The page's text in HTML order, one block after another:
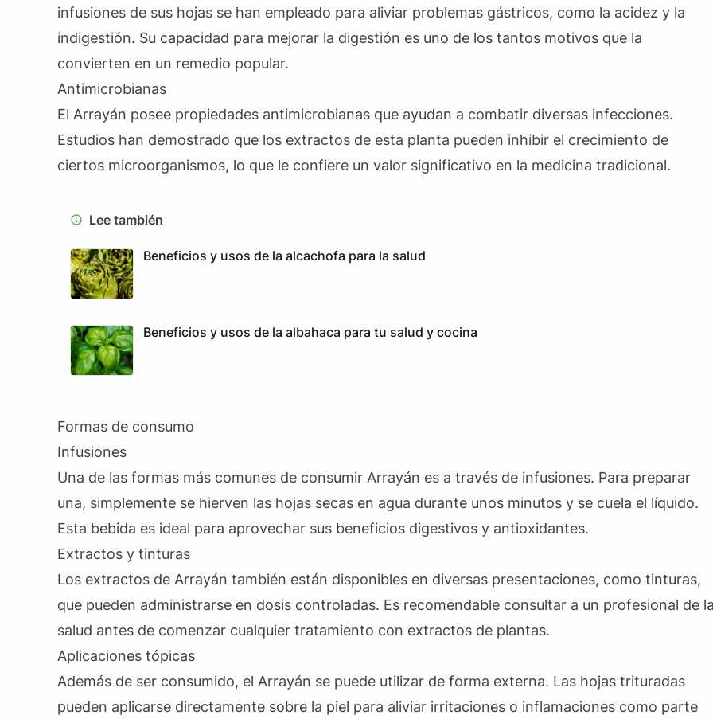
infusiones de sus hojas se han empleado para aliviar problemas gástricos, como la acidez y la
indigestión. Su capacidad para mejorar la digestión es uno de los tantos motivos que la
convierten en un remedio popular.
Antimicrobianas
El Arrayán posee propiedades antimicrobianas que ayudan a combatir diversas infecciones.
Estudios han demostrado que los extractos de esta planta pueden inhibir el crecimiento de
ciertos microorganismos, lo que le confiere un valor significativo en la medicina tradicional.
Lee también
Beneficios y usos de la alcachofa para la salud
Beneficios y usos de la albahaca para tu salud y cocina
Formas de consumo
Infusiones
Una de las formas más comunes de consumir Arrayán es a través de infusiones. Para preparar
una, simplemente se hierven las hojas secas en agua durante unos minutos y se cuela el líquido.
Esta bebida es ideal para aprovechar sus beneficios digestivos y antioxidantes.
Extractos y tinturas
Los extractos de Arrayán también están disponibles en diversas presentaciones, como tinturas,
que pueden administrarse en dosis controladas. Es recomendable consultar a un profesional de
salud antes de comenzar cualquier tratamiento con extractos de plantas.
Aplicaciones tópicas
Además de ser consumido, el Arrayán se puede utilizar de forma externa. Las hojas trituradas
pueden aplicarse directamente sobre la piel para aliviar irritaciones o inflamaciones como parte